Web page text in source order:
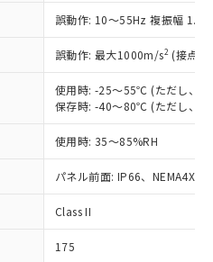
誤動作: 10～55Hz 複振幅
誤動作: 最大1000m/s2 (接点
使用時: -25～55℃ (ただし、氷
保存時: -40～80℃ (ただし、氷
使用時: 35～85%RH
パネル前面: IP66、NEMA4X,
Class II
175
および標準価格はお客
またはお客様担当のオ
販売店・当社販売員に
器販売店や当社販売拠
トワーク
」をご確認
標準価格結果を当社の
願いします。
（部品リスト作成サー
ただくには、I-Web
録されている必要が
以下、フタル酸ジブチル
フタル酸ジイソブチル
視および制御機器に対する
については閾値を超える意
認しています。
況などにより、予定
ります。
、 DIBP(フタル酸ジ
フタル酸ブチルベンジ
物質）のすべてが基
示します。
状況下において有害物
環境に深刻な影響を
します。
当社販売部門へお問
ど、違法に輸出されな
段を講じます。
を、核兵器、ミサイ
生物兵器またはその他
らの製造装置等に一切
品を第三者に販売する
、2および3の内容を当
します。また当社は、
売に係わる関係者が違
れがある場合は、取
新の在庫状況につ
客様のお取引先、ま
担当のオムロン制御
・当社販売員にご確
種、また在庫状況の
していない機種